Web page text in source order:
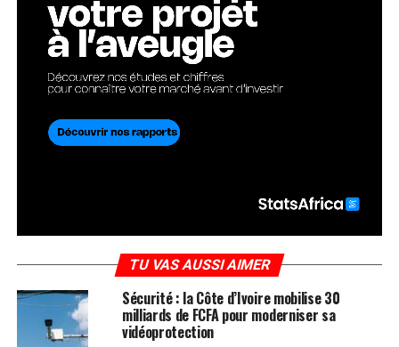
TU VAS AUSSI AIMER
Sécurité : la Côte d’Ivoire mobilise 30
milliards de FCFA pour moderniser sa
vidéoprotection